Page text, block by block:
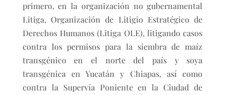
primero, en la organización no gubernamental
Litiga, Organización de Litigio Estratégico de
Derechos Humanos (Litiga OLE), litigando casos
contra los permisos para la siembra de maíz
transgénico en el norte del país y soya
transgénica en Yucatán y Chiapas, así como
contra la Supervía Poniente en la Ciudad de